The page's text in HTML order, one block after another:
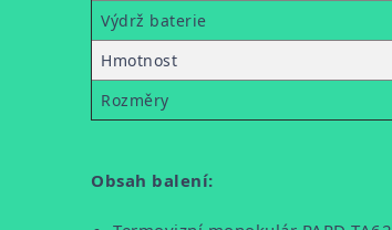
Výdrž baterie
Hmotnost
Rozměry
Obsah balení: